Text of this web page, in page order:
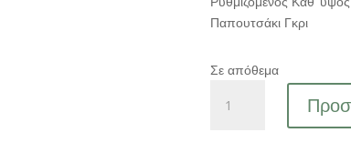
Παπουτσάκι Γκρι
Σε απόθεμα
ΠΕΡΙΠΑΤΗΤΗΡΑΣ
ΠΤΥΣΣΟΜΕΝΟΣ